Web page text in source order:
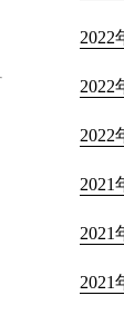
2022
2022
2022
2021
2021
2021